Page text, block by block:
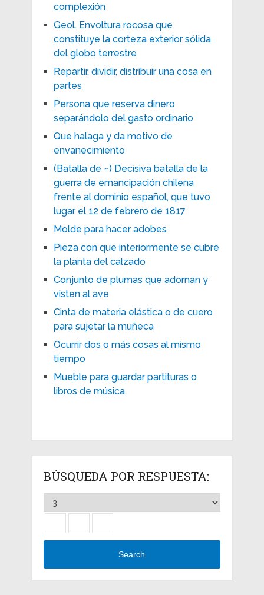
complexión
Geol. Envoltura rocosa que
constituye la corteza exterior sólida
del globo terrestre
Repartir, dividir, distribuir una cosa en
partes
Persona que reserva dinero
separándolo del gasto ordinario
Que halaga y da motivo de
envanecimiento
(Batalla de ~) Decisiva batalla de la
guerra de emancipación chilena
frente al dominio español, que tuvo
lugar el 12 de febrero de 1817
Molde para hacer adobes
Pieza con que interiormente se cubre
la planta del calzado
Conjunto de plumas que adornan y
visten al ave
Cinta de materia elástica o de cuero
para sujetar la muñeca
Ocurrir dos o más cosas al mismo
tiempo
Mueble para guardar partituras o
libros de música
BÚSQUEDA POR RESPUESTA:
Search